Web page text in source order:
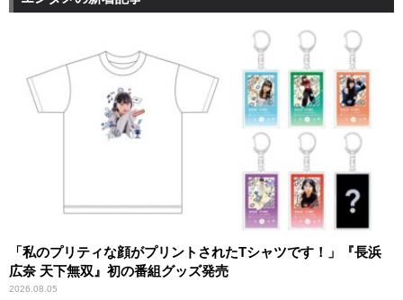
「私のプリティな顔がプリントされたTシャツです！」『長浜
広奈 天下無双』初の番組グッズ発売
2026.08.05